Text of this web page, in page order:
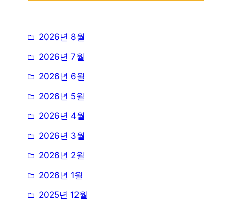
2026년 8월
2026년 7월
2026년 6월
2026년 5월
2026년 4월
2026년 3월
2026년 2월
2026년 1월
2025년 12월